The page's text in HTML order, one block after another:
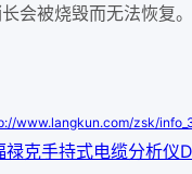
会被烧毁而无法恢复
www.langkun.com/zsk/
禄克手持式电缆分析仪